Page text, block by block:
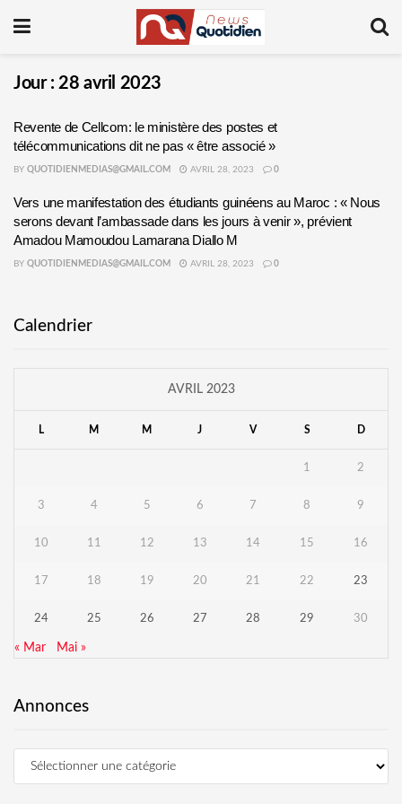
Jour :28 avril 2023
Revente de Cellcom: le ministère des postes et
télécommunications dit ne pas « être associé »
BY QUOTIDIENMEDIAS@GMAIL.COM AVRIL 28, 2023 0
Vers une manifestation des étudiants guinéens au Maroc : « Nous
serons devant l’ambassade dans les jours à venir », prévient
Amadou Mamoudou Lamarana Diallo M
BY QUOTIDIENMEDIAS@GMAIL.COM AVRIL 28, 2023 0
Calendrier
AVRIL 2023
L M M J V S D
1 2
3 4 5 6 7 8 9
10 11 12 13 14 15 16
17 18 19 20 21 22 23
24 25 26 27 28 29 30
« Mar Mai »
Annonces